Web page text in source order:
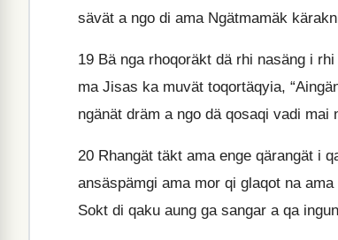
sävät a ngo di ama Ngätmamäk
19 Bä nga rhoqoräkt dä rhi nasäng i
ma Jisas ka muvät toqortäqyia,
ngänät dräm a ngo dä qosaqi vadi mai
20 Rhangät täkt ama enge qärangät i
ansäspämgi ama mor qi glaqot na
Sokt di qaku aung ga sangar a qa